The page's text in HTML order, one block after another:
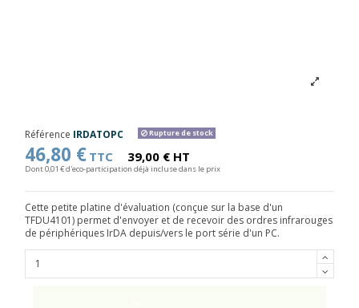
Référence IRDATOPC Rupture de stock
46,80 € TTC 39,00 € HT
Dont 0,01 € d'eco-participation déjà incluse dans le prix
Cette petite platine d'évaluation (conçue sur la base d'un
TFDU4101) permet d'envoyer et de recevoir des ordres infrarouges
de périphériques IrDA depuis/vers le port série d'un PC.